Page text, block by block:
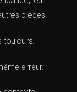
leur
leur